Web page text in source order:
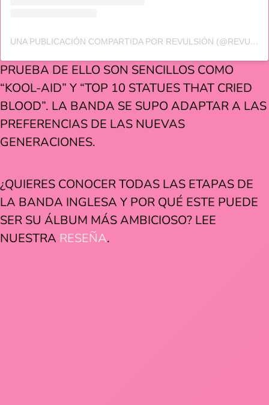
UNA PUBLICACIÓN COMPARTIDA POR REVULSIÓN (@REVULSION.MX)
PRUEBA DE ELLO SON SENCILLOS COMO
“KOOL-AID” Y “TOP 10 STATUES THAT CRIED
BLOOD”. LA BANDA SE SUPO ADAPTAR A LAS
PREFERENCIAS DE LAS NUEVAS
GENERACIONES.
¿QUIERES CONOCER TODAS LAS ETAPAS DE
LA BANDA INGLESA Y POR QUÉ ESTE PUEDE
SER SU ÁLBUM MÁS AMBICIOSO? LEE
NUESTRA RESEÑA.